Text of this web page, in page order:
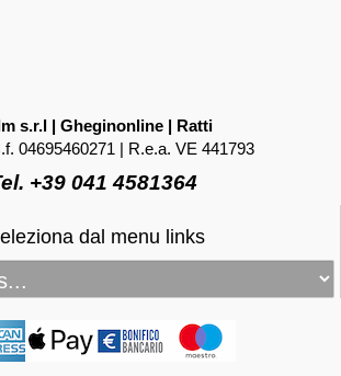
s.r.l | Gheginonline | Ratti
04695460271 | R.e.a. VE 441793
+39 041 4581364
dal menu links